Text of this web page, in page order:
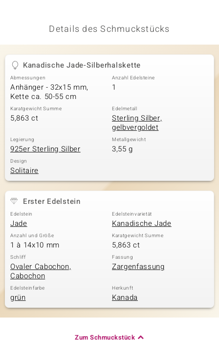
Details des Schmuckstücks
Kanadische Jade-Silberhalskette
Abmessungen
Anhänger - 32x15 mm,
Kette ca. 50-55 cm
Anzahl Edelsteine
1
Karatgewicht Summe
5,863 ct
Edelmetall
Sterling Silber,
gelbvergoldet
Legierung
925er Sterling Silber
Metallgewicht
3,55 g
Design
Solitaire
Erster Edelstein
Edelstein
Jade
Edelsteinvarietät
Kanadische Jade
Anzahl und Größe
1 à 14x10 mm
Karatgewicht Summe
5,863 ct
Schliff
Ovaler Cabochon,
Cabochon
Fassung
Zargenfassung
Edelsteinfarbe
grün
Herkunft
Kanada
Zum Schmuckstück